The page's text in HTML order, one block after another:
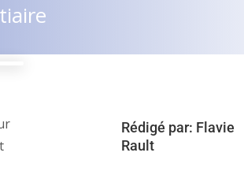
Rédigé par: Flavie
Rault